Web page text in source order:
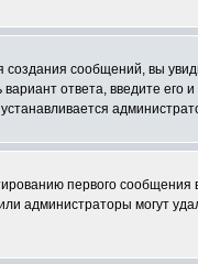
создания сообщений, вы
ответа, введите его
первого сообщения
администраторы могут